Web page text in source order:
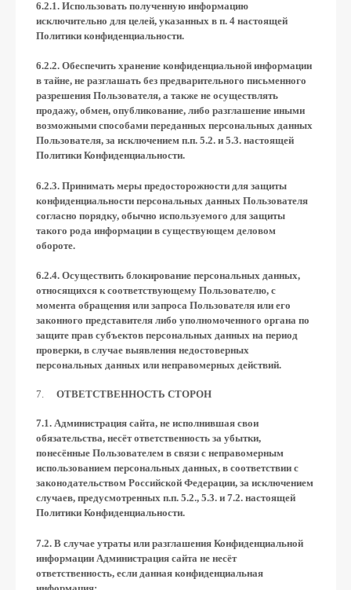
6.2.1. Использовать полученную информацию
исключительно для целей, указанных в п. 4 настоящей
Политики конфиденциальности.
6.2.2. Обеспечить хранение конфиденциальной информации
в тайне, не разглашать без предварительного письменного
разрешения Пользователя, а также не осуществлять
продажу, обмен, опубликование, либо разглашение иными
возможными способами переданных персональных данных
Пользователя, за исключением п.п. 5.2. и 5.3. настоящей
Политики Конфиденциальности.
6.2.3. Принимать меры предосторожности для защиты
конфиденциальности персональных данных Пользователя
согласно порядку, обычно используемого для защиты
такого рода информации в существующем деловом
обороте.
6.2.4. Осуществить блокирование персональных данных,
относящихся к соответствующему Пользователю, с
момента обращения или запроса Пользователя или его
законного представителя либо уполномоченного органа по
защите прав субъектов персональных данных на период
проверки, в случае выявления недостоверных
персональных данных или неправомерных действий.
ОТВЕТСТВЕННОСТЬ СТОРОН
7.1. Администрация сайта, не исполнившая свои
обязательства, несёт ответственность за убытки,
понесённые Пользователем в связи с неправомерным
использованием персональных данных, в соответствии с
законодательством Российской Федерации, за исключением
случаев, предусмотренных п.п. 5.2., 5.3. и 7.2. настоящей
Политики Конфиденциальности.
7.2. В случае утраты или разглашения Конфиденциальной
информации Администрация сайта не несёт
ответственность, если данная конфиденциальная
информация: